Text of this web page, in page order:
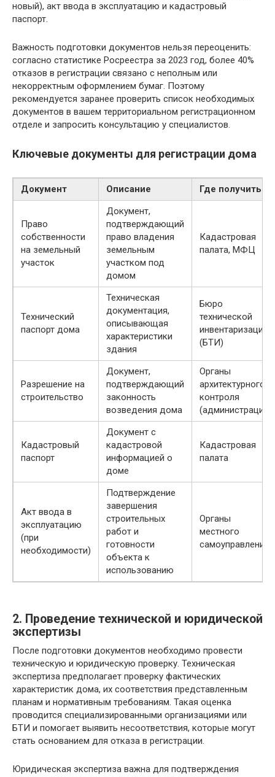
новый), акт ввода в эксплуатацию и кадастровый
паспорт.
Важность подготовки документов нельзя переоценить:
согласно статистике Росреестра за 2023 год, более 40%
отказов в регистрации связано с неполным или
некорректным оформлением бумаг. Поэтому
рекомендуется заранее проверить список необходимых
документов в вашем территориальном регистрационном
отделе и запросить консультацию у специалистов.
Ключевые документы для регистрации дома
Документ Описание Где получить
Право
собственности
на земельный
участок
Документ,
подтверждающий
право владения
земельным
участком под
домом
Кадастровая
палата, МФЦ
Технический
паспорт дома
Техническая
документация,
описывающая
характеристики
здания
Бюро
технической
инвентаризации
(БТИ)
Разрешение на
строительство
Документ,
подтверждающий
законность
возведения дома
Органы
архитектурного
контроля
(администрация)
Кадастровый
паспорт
Документ с
кадастровой
информацией о
доме
Кадастровая
палата
Акт ввода в
эксплуатацию
(при
необходимости)
Подтверждение
завершения
строительных
работ и
готовности
объекта к
использованию
Органы
местного
самоуправления
2. Проведение технической и юридической
экспертизы
После подготовки документов необходимо провести
техническую и юридическую проверку. Техническая
экспертиза предполагает проверку фактических
характеристик дома, их соответствия представленным
планам и нормативным требованиям. Такая оценка
проводится специализированными организациями или
БТИ и помогает выявить несоответствия, которые могут
стать основанием для отказа в регистрации.
Юридическая экспертиза важна для подтверждения